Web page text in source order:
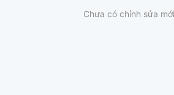
Chưa có chỉnh sửa